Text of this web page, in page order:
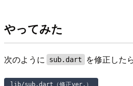
やってみた
次のように sub.dart を修正した
lib/sub.dart（修正ver.）